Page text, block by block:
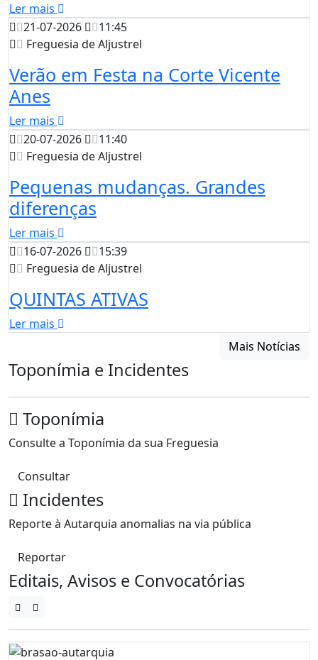
Ler mais
21-07-2026
11:45
Freguesia de Aljustrel
Verão em Festa na Corte Vicente
Anes
Ler mais
20-07-2026
11:40
Freguesia de Aljustrel
Pequenas mudanças. Grandes
diferenças
Ler mais
16-07-2026
15:39
Freguesia de Aljustrel
QUINTAS ATIVAS
Ler mais
Mais Notícias
Toponímia e Incidentes
Toponímia
Consulte a Toponímia da sua Freguesia
Consultar
Incidentes
Reporte à Autarquia anomalias na via pública
Reportar
Editais, Avisos e Convocatórias